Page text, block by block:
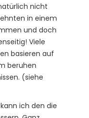
nicht
in einem
und doch
Viele
basieren auf
beruhen
(siehe
ich den die